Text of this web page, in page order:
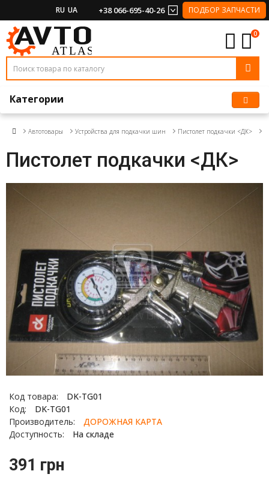
RU UA +38 066-695-40-26 ПОДБОР ЗАПЧАСТИ
0
Категории
Автотовары Устройства для подкачки шин Пистолет подкачки <ДК>
Пистолет подкачки <ДК>
Код товара:
DK-TG01
Код:
DK-TG01
Производитель:
ДОРОЖНАЯ КАРТА
Доступность:
На складе
391 грн